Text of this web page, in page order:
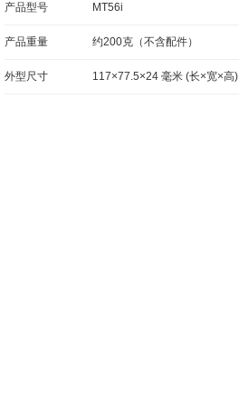
产品型号 MT56i
产品重量 约200克（不含配件）
外型尺寸 117×77.5×24 毫米 (长×宽×高)